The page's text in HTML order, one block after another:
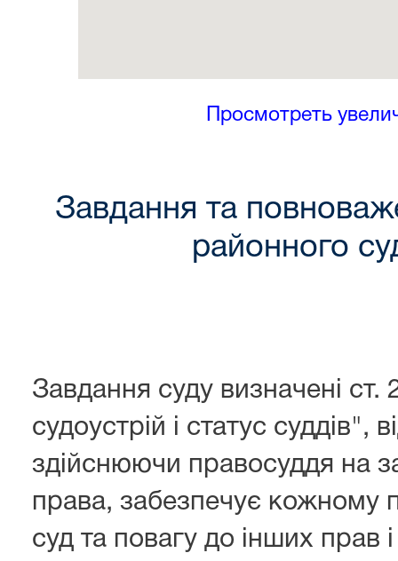
Просмотреть
Завдання та
районного
Завдання суду визначені
судоустрій і статус суддів",
здійснюючи правосуддя на
права, забезпечує кожному
суд та повагу до інших прав